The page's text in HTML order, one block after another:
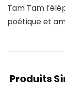
Tam Tam
poétique et
Produits